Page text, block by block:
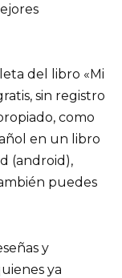
del libro «Mi
sin registro
como
en un libro
(android),
puedes
y
ya